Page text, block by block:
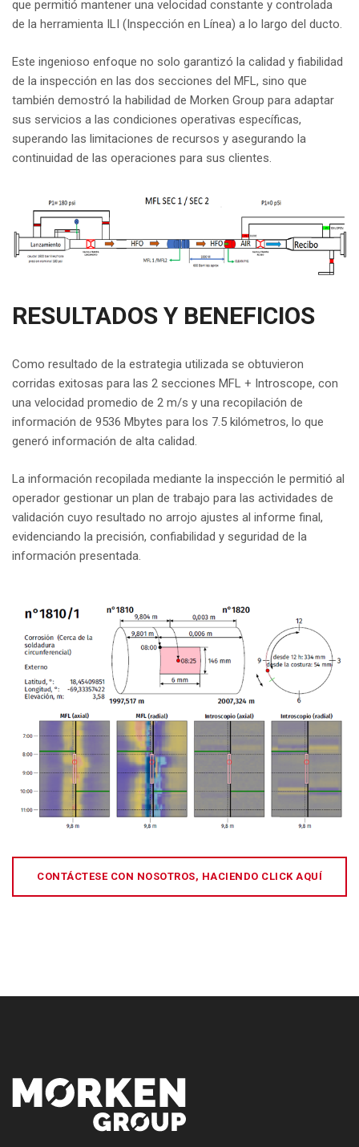
que permitió mantener una velocidad constante y controlada
de la herramienta ILI (Inspección en Línea) a lo largo del ducto.
Este ingenioso enfoque no solo garantizó la calidad y fiabilidad
de la inspección en las dos secciones del MFL, sino que
también demostró la habilidad de Morken Group para adaptar
sus servicios a las condiciones operativas específicas,
superando las limitaciones de recursos y asegurando la
continuidad de las operaciones para sus clientes.
RESULTADOS Y BENEFICIOS
Como resultado de la estrategia utilizada se obtuvieron
corridas exitosas para las 2 secciones MFL + Introscope, con
una velocidad promedio de 2 m/s y una recopilación de
información de 9536 Mbytes para los 7.5 kilómetros, lo que
generó información de alta calidad.
La información recopilada mediante la inspección le permitió al
operador gestionar un plan de trabajo para las actividades de
validación cuyo resultado no arrojo ajustes al informe final,
evidenciando la precisión, confiabilidad y seguridad de la
información presentada.
CONTÁCTESE CON NOSOTROS, HACIENDO CLICK AQUÍ